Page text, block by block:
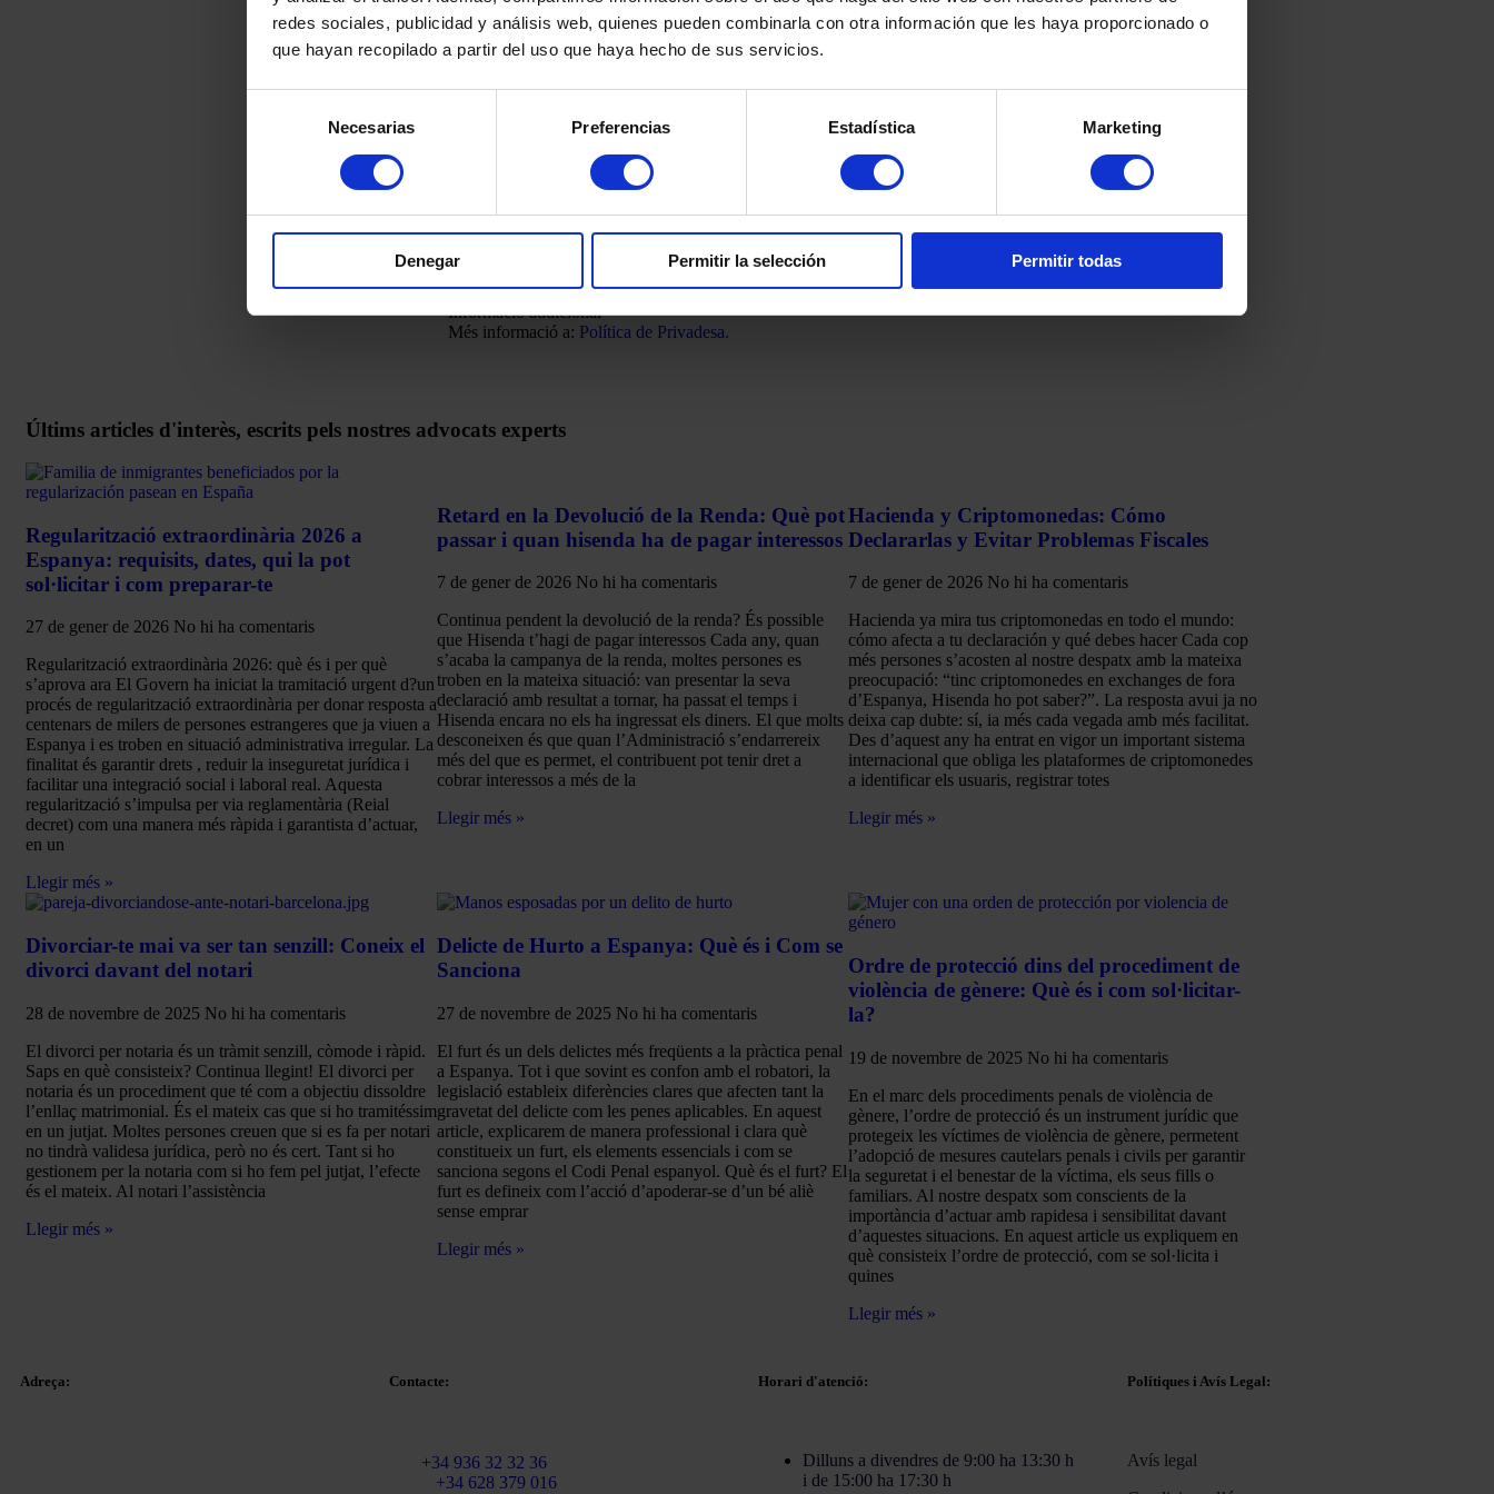
redes sociales, publicidad y análisis web, quienes pueden combinarla con otra información que les haya proporcionado o
que hayan recopilado a partir del uso que haya hecho de sus servicios.
consentimiento
Necesarias Preferencias Estadística Marketing
Denegar Permitir la selección Permitir todas
la base de l’article 21 de la LSSCIE, però sempre podrà
sol·licitar la baixa i deixar de rebre aquests enviaments.
Base de legitimació del tractament:El consentiment
casella corresponent.
vostres drets d’accés, rectificació, oposició, supressió,
limitació del tractament i portabilitat al correu
info@martinezcaballero.como el del nostre Delegat de
equaldpo@equalprotecciondedatos.com. En cas
d’entendre que no se us atenen de manera adequada,
podeu presentar una reclamació davant l’Agència
Espanyola de Protecció de Dades (AEPD)
https://www.aepd.es/es.
Informació addicional
Més informació a: Política de Privadesa.
Últims articles d'interès, escrits pels nostres advocats experts
Regularització extraordinària 2026 a
Espanya: requisits, dates, qui la pot
sol·licitar i com preparar-te
27 de gener de 2026 No hi ha comentaris
Regularització extraordinària 2026: què és i per què
s’aprova ara El Govern ha iniciat la tramitació urgent d?un
procés de regularització extraordinària per donar resposta a
centenars de milers de persones estrangeres que ja viuen a
Espanya i es troben en situació administrativa irregular. La
finalitat és garantir drets , reduir la inseguretat jurídica i
facilitar una integració social i laboral real. Aquesta
regularització s’impulsa per via reglamentària (Reial
decret) com una manera més ràpida i garantista d’actuar,
en un
Llegir més »
Retard en la Devolució de la Renda: Què pot
passar i quan hisenda ha de pagar interessos
7 de gener de 2026 No hi ha comentaris
Continua pendent la devolució de la renda? És possible
que Hisenda t’hagi de pagar interessos Cada any, quan
s’acaba la campanya de la renda, moltes persones es
troben en la mateixa situació: van presentar la seva
declaració amb resultat a tornar, ha passat el temps i
Hisenda encara no els ha ingressat els diners. El que molts
desconeixen és que quan l’Administració s’endarrereix
més del que es permet, el contribuent pot tenir dret a
cobrar interessos a més de la
Llegir més »
Hacienda y Criptomonedas: Cómo
Declararlas y Evitar Problemas Fiscales
7 de gener de 2026 No hi ha comentaris
Hacienda ya mira tus criptomonedas en todo el mundo:
cómo afecta a tu declaración y qué debes hacer Cada cop
més persones s’acosten al nostre despatx amb la mateixa
preocupació: “tinc criptomonedes en exchanges de fora
d’Espanya, Hisenda ho pot saber?”. La resposta avui ja no
deixa cap dubte: sí, ia més cada vegada amb més facilitat.
Des d’aquest any ha entrat en vigor un important sistema
internacional que obliga les plataformes de criptomonedes
a identificar els usuaris, registrar totes
Llegir més »
Divorciar-te mai va ser tan senzill: Coneix el
divorci davant del notari
28 de novembre de 2025 No hi ha comentaris
El divorci per notaria és un tràmit senzill, còmode i ràpid.
Saps en què consisteix? Continua llegint! El divorci per
notaria és un procediment que té com a objectiu dissoldre
l’enllaç matrimonial. És el mateix cas que si ho tramitéssim
en un jutjat. Moltes persones creuen que si es fa per notari
no tindrà validesa jurídica, però no és cert. Tant si ho
gestionem per la notaria com si ho fem pel jutjat, l’efecte
és el mateix. Al notari l’assistència
Llegir més »
Delicte de Hurto a Espanya: Què és i Com se
Sanciona
27 de novembre de 2025 No hi ha comentaris
El furt és un dels delictes més freqüents a la pràctica penal
a Espanya. Tot i que sovint es confon amb el robatori, la
legislació estableix diferències clares que afecten tant la
gravetat del delicte com les penes aplicables. En aquest
article, explicarem de manera professional i clara què
constitueix un furt, els elements essencials i com se
sanciona segons el Codi Penal espanyol. Què és el furt? El
furt es defineix com l’acció d’apoderar-se d’un bé aliè
sense emprar
Llegir més »
Ordre de protecció dins del procediment de
violència de gènere: Què és i com sol·licitar-
la?
19 de novembre de 2025 No hi ha comentaris
En el marc dels procediments penals de violència de
gènere, l’ordre de protecció és un instrument jurídic que
protegeix les víctimes de violència de gènere, permetent
l’adopció de mesures cautelars penals i civils per garantir
la seguretat i el benestar de la víctima, els seus fills o
familiars. Al nostre despatx som conscients de la
importància d’actuar amb rapidesa i sensibilitat davant
d’aquestes situacions. En aquest article us expliquem en
què consisteix l’ordre de protecció, com se sol·licita i
quines
Llegir més »
Adreça: Contacte:
+34 936 32 32 36
+34 628 379 016
Horari d'atenció:
Dilluns a divendres de 9:00 ha 13:30 h
i de 15:00 ha 17:30 h
Polítiques i Avís Legal:
Avís legal